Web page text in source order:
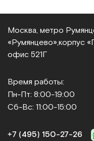
Москва, метро
«Румянцево», корпус
офис 521Г
Время работы:
Пн-Пт: 8:00-19:00
Сб-Вс: 11:00-15:00
+7 (495) 150‑27‑26